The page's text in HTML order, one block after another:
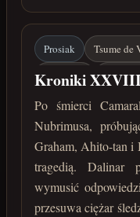
Prosiak Tsume de
Nubrimus
Vernir /
Biała Osada
Moss
grudzień 222 roku po
Kroniki
Po śmierci
Nubrimusa,
Graham, Ahito-tan i
tragedią. Dalinar
wymusić
przesuwa ciężar